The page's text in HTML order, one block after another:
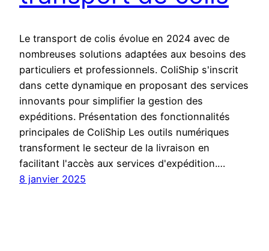
Le transport de colis évolue en 2024 avec de
nombreuses solutions adaptées aux besoins des
particuliers et professionnels. ColiShip s'inscrit
dans cette dynamique en proposant des services
innovants pour simplifier la gestion des
expéditions. Présentation des fonctionnalités
principales de ColiShip Les outils numériques
transforment le secteur de la livraison en
facilitant l'accès aux services d'expédition.…
8 janvier 2025